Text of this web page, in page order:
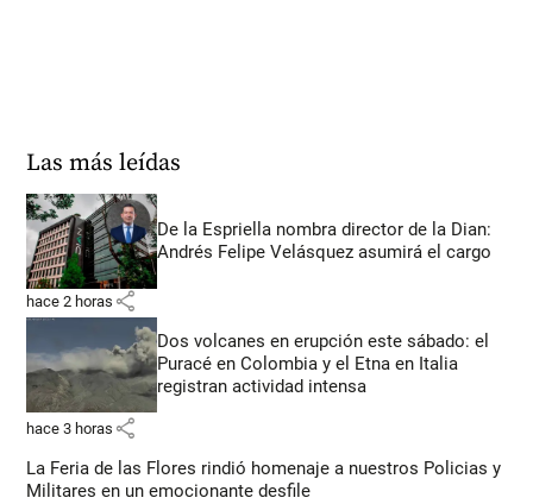
Las más leídas
De la Espriella nombra director de la Dian:
Andrés Felipe Velásquez asumirá el cargo
hace 2 horas share
Dos volcanes en erupción este sábado: el
Puracé en Colombia y el Etna en Italia
registran actividad intensa
hace 3 horas share
La Feria de las Flores rindió homenaje a nuestros Policias y
Militares en un emocionante desfile